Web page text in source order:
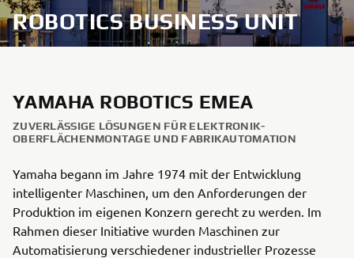
ROBOTICS BUSINESS UNIT
YAMAHA ROBOTICS EMEA
ZUVERLÄSSIGE LÖSUNGEN FÜR ELEKTRONIK-
OBERFLÄCHENMONTAGE UND FABRIKAUTOMATION
Yamaha begann im Jahre 1974 mit der Entwicklung
intelligenter Maschinen, um den Anforderungen der
Produktion im eigenen Konzern gerecht zu werden. Im
Rahmen dieser Initiative wurden Maschinen zur
Automatisierung verschiedener industrieller Prozesse